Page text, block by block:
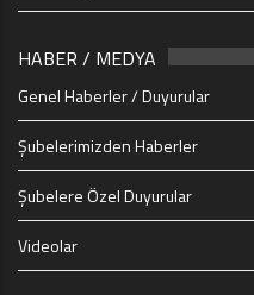
HABER / MEDYA
Genel Haberler / Duyurular
Şubelerimizden Haberler
Şubelere Özel Duyurular
Videolar